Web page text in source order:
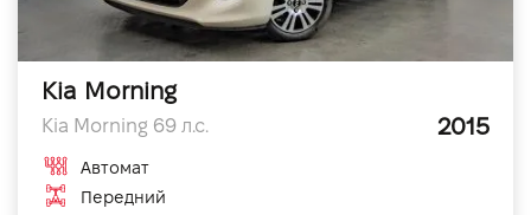
Kia Morning
Kia Morning 69 л.с. 2015
Автомат
Передний